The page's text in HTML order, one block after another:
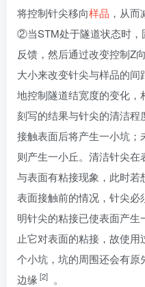
将控制针尖移向样品 ，从而
②当STM处于隧道状态时，
反馈，然后通过改变控制Z
大小来改变针尖与样品的
地控制隧道结宽度的变化，
刻写的结果与针尖的清洁
接触表面后将产生一小坑
则产生一小丘。清洁针尖
与表面有粘接现象，此时
表面接触前的情况，针尖
明针尖的粘接已使表面产
止它对表面的粘接，故使
个小坑，坑的周围还会有
边缘[2]
。